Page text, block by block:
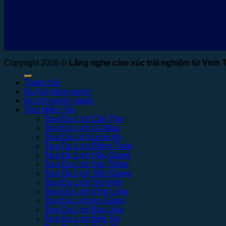
Copyright 2026 © Lắng nghe cảm xúc trải nghiệm từ Vinh
Trang chủ
Du lịch trong nước
Du lịch nước ngoài
Tour Miền Tây
Tour Du Lịch Cần Thơ
Tour Du Lịch Cà Mau
Tour Du Lịch Long An
Tour Du Lịch Đồng Tháp
Tour Du Lịch Hậu Giang
Tour Du Lịch Sóc Trăng
Tour Du Lịch Tiền Giang
Tour Du Lịch Trà Vinh
Tour Du Lịch Vĩnh Long
Tour Du Lịch An Giang
Tour Du Lịch Bạc Liêu
Tour Du Lịch Bến Tre